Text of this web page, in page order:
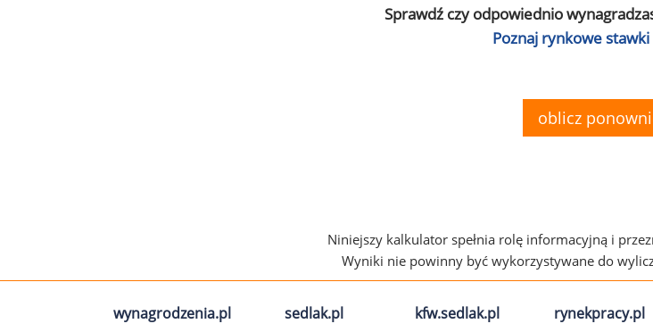
Sprawdź czy odpowiednio
Poznaj rynkowe stawki
oblicz
Niniejszy kalkulator spełnia rolę informacyjną i
Wyniki nie powinny być wykorzystywane do
wynagrodzenia.pl sedlak.pl kfw.sedlak.pl rynekpracy.pl